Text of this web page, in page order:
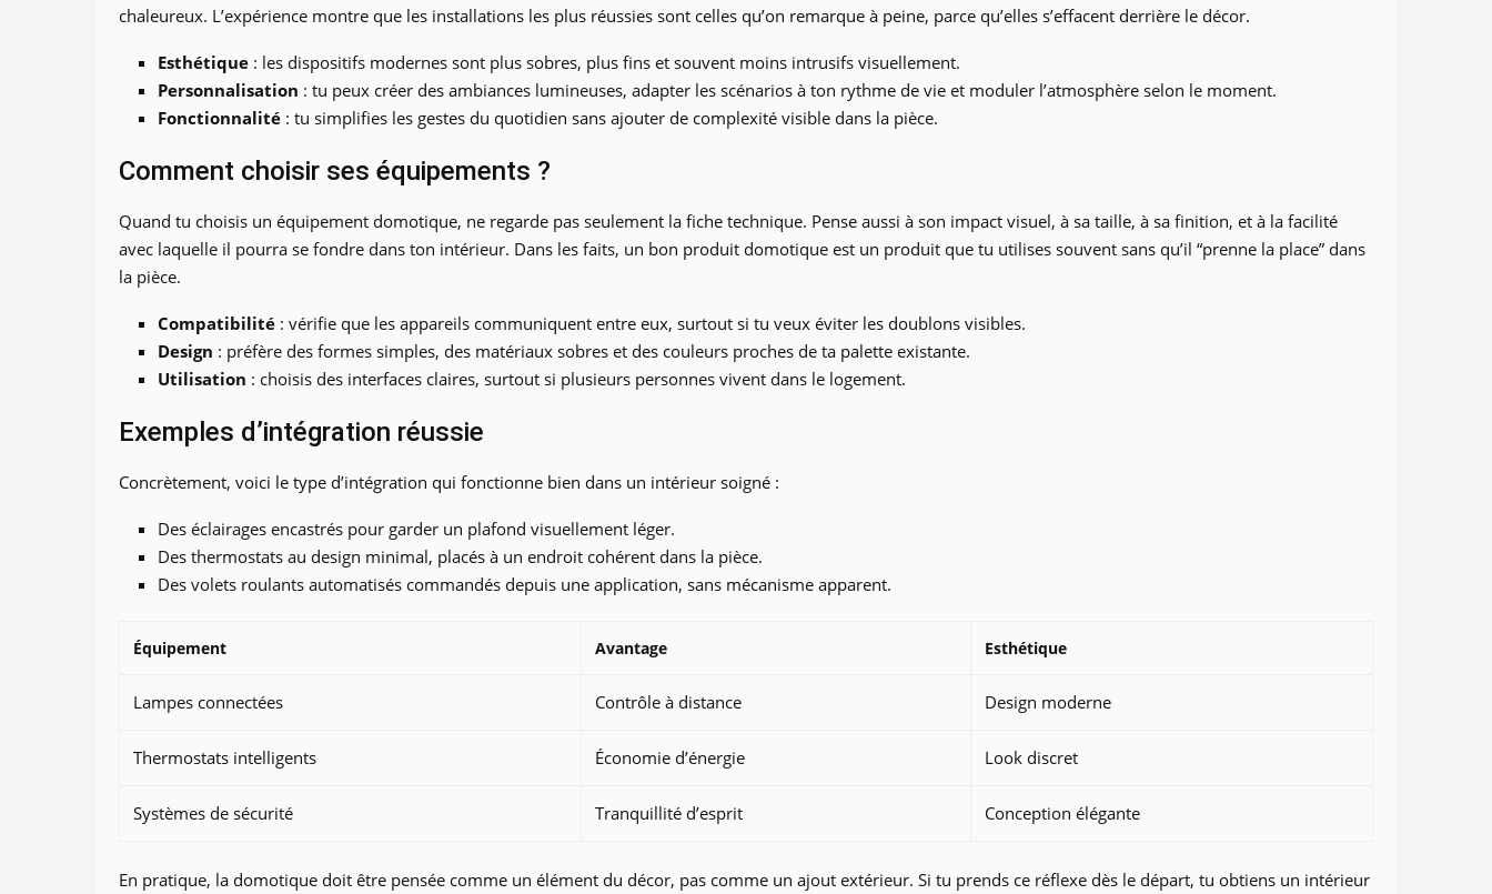
chaleureux. L’expérience montre que les installations les plus réussies sont celles qu’on remarque à peine, parce qu’elles s’effacent derrière le décor.
Esthétique : les dispositifs modernes sont plus sobres, plus fins et souvent moins intrusifs visuellement.
Personnalisation : tu peux créer des ambiances lumineuses, adapter les scénarios à ton rythme de vie et moduler l’atmosphère selon le moment.
Fonctionnalité : tu simplifies les gestes du quotidien sans ajouter de complexité visible dans la pièce.
Comment choisir ses équipements ?
Quand tu choisis un équipement domotique, ne regarde pas seulement la fiche technique. Pense aussi à son impact visuel, à sa taille, à sa finition, et à la facilité
avec laquelle il pourra se fondre dans ton intérieur. Dans les faits, un bon produit domotique est un produit que tu utilises souvent sans qu’il “prenne la place” dans
la pièce.
Compatibilité : vérifie que les appareils communiquent entre eux, surtout si tu veux éviter les doublons visibles.
Design : préfère des formes simples, des matériaux sobres et des couleurs proches de ta palette existante.
Utilisation : choisis des interfaces claires, surtout si plusieurs personnes vivent dans le logement.
Exemples d’intégration réussie
Concrètement, voici le type d’intégration qui fonctionne bien dans un intérieur soigné :
Des éclairages encastrés pour garder un plafond visuellement léger.
Des thermostats au design minimal, placés à un endroit cohérent dans la pièce.
Des volets roulants automatisés commandés depuis une application, sans mécanisme apparent.
Équipement Avantage Esthétique
Lampes connectées Contrôle à distance Design moderne
Thermostats intelligents Économie d’énergie Look discret
Systèmes de sécurité Tranquillité d’esprit Conception élégante
En pratique, la domotique doit être pensée comme un élément du décor, pas comme un ajout extérieur. Si tu prends ce réflexe dès le départ, tu obtiens un intérieur